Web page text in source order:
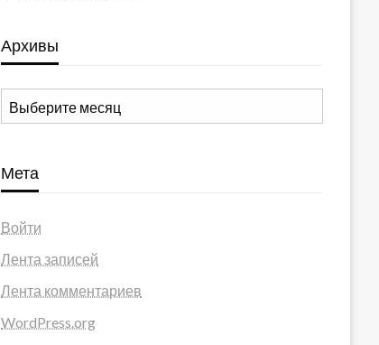
Архивы
Архивы
Мета
Войти
Лента записей
Лента комментариев
WordPress.org